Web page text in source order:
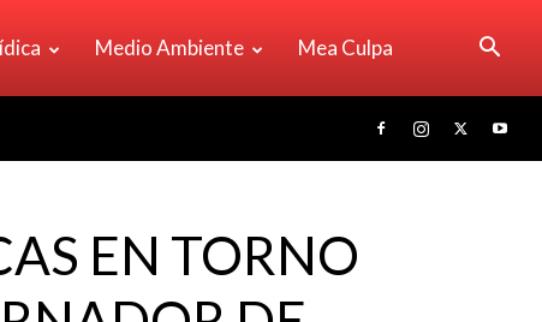
Medio Ambiente Mea Culpa
EN TORNO